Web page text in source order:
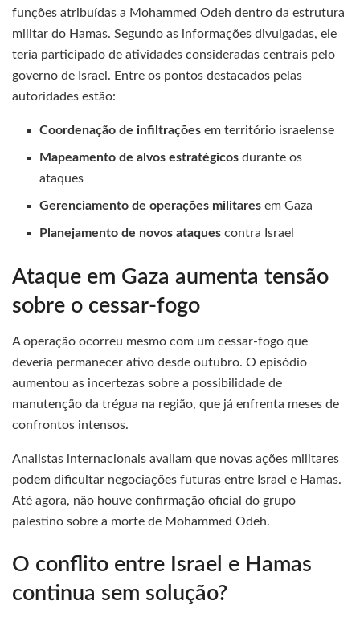
funções atribuídas a Mohammed Odeh dentro da estrutura
militar do Hamas. Segundo as informações divulgadas, ele
teria participado de atividades consideradas centrais pelo
governo de Israel. Entre os pontos destacados pelas
autoridades estão:
Coordenação de infiltrações em território israelense
Mapeamento de alvos estratégicos durante os
ataques
Gerenciamento de operações militares em Gaza
Planejamento de novos ataques contra Israel
Ataque em Gaza aumenta tensão
sobre o cessar-fogo
A operação ocorreu mesmo com um cessar-fogo que
deveria permanecer ativo desde outubro. O episódio
aumentou as incertezas sobre a possibilidade de
manutenção da trégua na região, que já enfrenta meses de
confrontos intensos.
Analistas internacionais avaliam que novas ações militares
podem dificultar negociações futuras entre Israel e Hamas.
Até agora, não houve confirmação oficial do grupo
palestino sobre a morte de Mohammed Odeh.
O conflito entre Israel e Hamas
continua sem solução?